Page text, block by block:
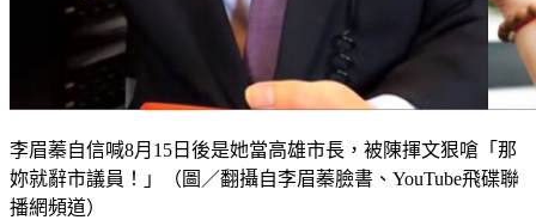
李眉蓁自信喊8月15日後是她當高雄市長，被陳揮文狠嗆「那
妳就辭市議員！」（圖／翻攝自李眉蓁臉書、YouTube飛碟聯